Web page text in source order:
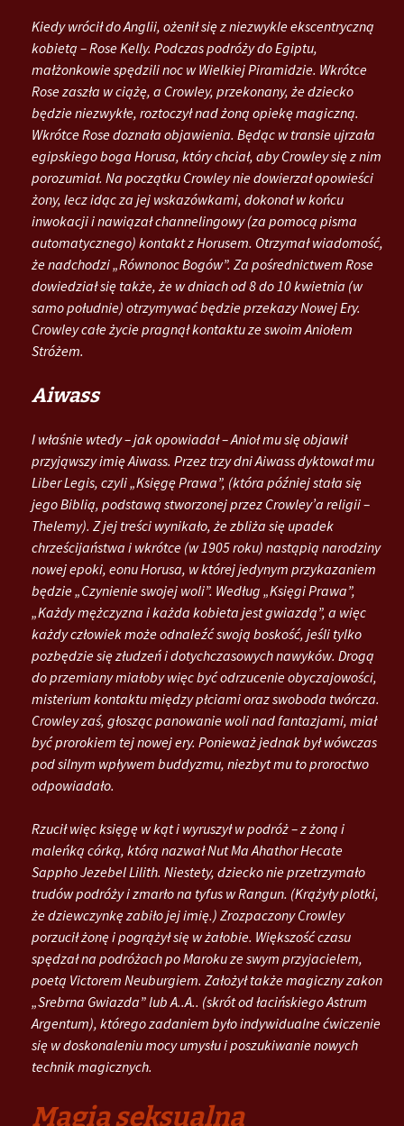
Kiedy wrócił do Anglii, ożenił się z niezwykle ekscentryczną
kobietą – Rose Kelly. Podczas podróży do Egiptu,
małżonkowie spędzili noc w Wielkiej Piramidzie. Wkrótce
Rose zaszła w ciążę, a Crowley, przekonany, że dziecko
będzie niezwykłe, roztoczył nad żoną opiekę magiczną.
Wkrótce Rose doznała objawienia. Będąc w transie ujrzała
egipskiego boga Horusa, który chciał, aby Crowley się z nim
porozumiał. Na początku Crowley nie dowierzał opowieści
żony, lecz idąc za jej wskazówkami, dokonał w końcu
inwokacji i nawiązał channelingowy (za pomocą pisma
automatycznego) kontakt z Horusem. Otrzymał wiadomość,
że nadchodzi „Równonoc Bogów”. Za pośrednictwem Rose
dowiedział się także, że w dniach od 8 do 10 kwietnia (w
samo południe) otrzymywać będzie przekazy Nowej Ery.
Crowley całe życie pragnął kontaktu ze swoim Aniołem
Stróżem.
Aiwass
I właśnie wtedy – jak opowiadał – Anioł mu się objawił
przyjąwszy imię Aiwass. Przez trzy dni Aiwass dyktował mu
Liber Legis, czyli „Księgę Prawa”, (która później stała się
jego Biblią, podstawą stworzonej przez Crowley’a religii –
Thelemy). Z jej treści wynikało, że zbliża się upadek
chrześcijaństwa i wkrótce (w 1905 roku) nastąpią narodziny
nowej epoki, eonu Horusa, w której jedynym przykazaniem
będzie „Czynienie swojej woli”. Według „Księgi Prawa”,
„Każdy mężczyzna i każda kobieta jest gwiazdą”, a więc
każdy człowiek może odnaleźć swoją boskość, jeśli tylko
pozbędzie się złudzeń i dotychczasowych nawyków. Drogą
do przemiany miałoby więc być odrzucenie obyczajowości,
misterium kontaktu między płciami oraz swoboda twórcza.
Crowley zaś, głosząc panowanie woli nad fantazjami, miał
być prorokiem tej nowej ery. Ponieważ jednak był wówczas
pod silnym wpływem buddyzmu, niezbyt mu to proroctwo
odpowiadało.
Rzucił więc księgę w kąt i wyruszył w podróż – z żoną i
maleńką córką, którą nazwał Nut Ma Ahathor Hecate
Sappho Jezebel Lilith. Niestety, dziecko nie przetrzymało
trudów podróży i zmarło na tyfus w Rangun. (Krążyły plotki,
że dziewczynkę zabiło jej imię.) Zrozpaczony Crowley
porzucił żonę i pogrążył się w żałobie. Większość czasu
spędzał na podróżach po Maroku ze swym przyjacielem,
poetą Victorem Neuburgiem. Założył także magiczny zakon
„Srebrna Gwiazda” lub A..A.. (skrót od łacińskiego Astrum
Argentum), którego zadaniem było indywidualne ćwiczenie
się w doskonaleniu mocy umysłu i poszukiwanie nowych
technik magicznych.
Magia seksualna